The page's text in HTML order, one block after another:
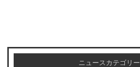
ニュースカテゴリー